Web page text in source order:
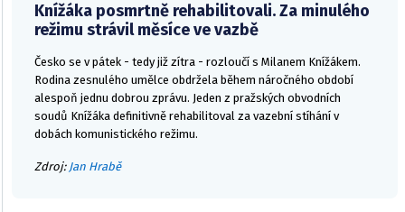
Knížáka posmrtně rehabilitovali. Za minulého
režimu strávil měsíce ve vazbě
Česko se v pátek - tedy již zítra - rozloučí s Milanem Knížákem.
Rodina zesnulého umělce obdržela během náročného období
alespoň jednu dobrou zprávu. Jeden z pražských obvodních
soudů Knížáka definitivně rehabilitoval za vazební stíhání v
dobách komunistického režimu.
Zdroj: Jan Hrabě